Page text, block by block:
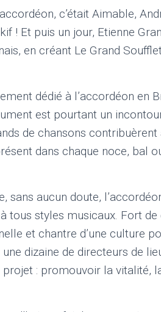
c’était Aimable,
! Et puis un jour, Etienne
en créant Le Grand
dédié à l’accordéon en
est pourtant un
de chansons
dans chaque noce, bal
sans aucun doute,
tous styles musicaux. Fort
et chantre d’une culture
dizaine de directeurs de
: promouvoir la vitalité,